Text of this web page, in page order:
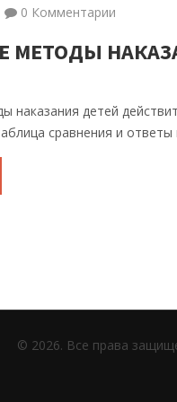
0 Комментарии
наказания детей
сравнения и
© 2026. Все права